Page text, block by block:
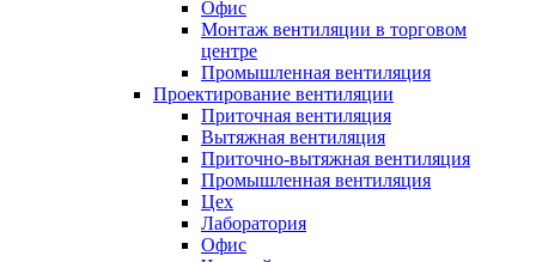
Офис
Монтаж вентиляции в торговом
центре
Промышленная вентиляция
Проектирование вентиляции
Приточная вентиляция
Вытяжная вентиляция
Приточно-вытяжная вентиляция
Промышленная вентиляция
Цех
Лаборатория
Офис